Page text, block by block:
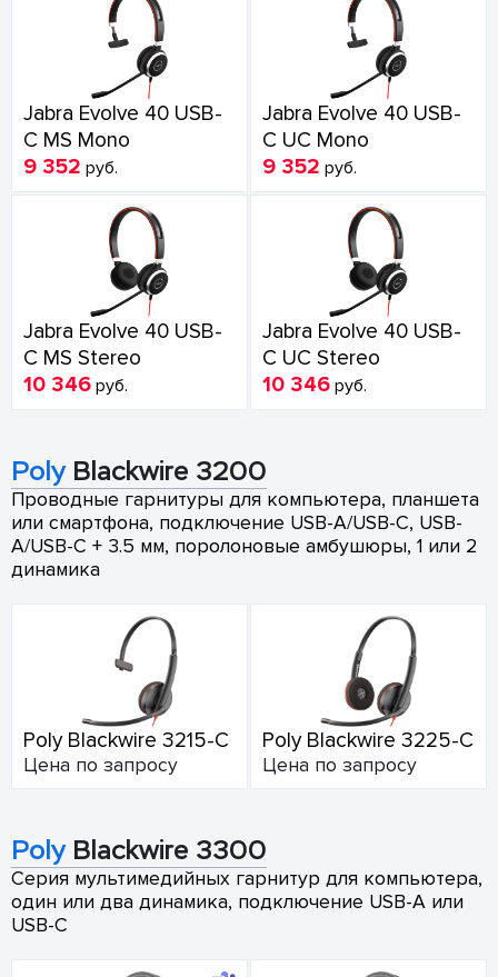
Jabra Evolve 40 USB-
C MS Mono
9 352 руб.
Jabra Evolve 40 USB-
C UC Mono
9 352 руб.
Jabra Evolve 40 USB-
C MS Stereo
10 346 руб.
Jabra Evolve 40 USB-
C UC Stereo
10 346 руб.
PolyBlackwire 3200
Проводные гарнитуры для компьютера, планшета
или смартфона, подключение USB-A/USB-C, USB-
A/USB-C + 3.5 мм, поролоновые амбушюры, 1 или 2
динамика
Poly Blackwire 3215-C
Цена по запросу
Poly Blackwire 3225-C
Цена по запросу
PolyBlackwire 3300
Серия мультимедийных гарнитур для компьютера,
один или два динамика, подключение USB-A или
USB-C